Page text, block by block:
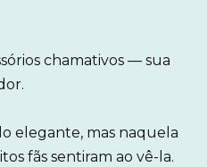
chamativos — sua
elegante, mas naquela
fãs sentiram ao vê-la.